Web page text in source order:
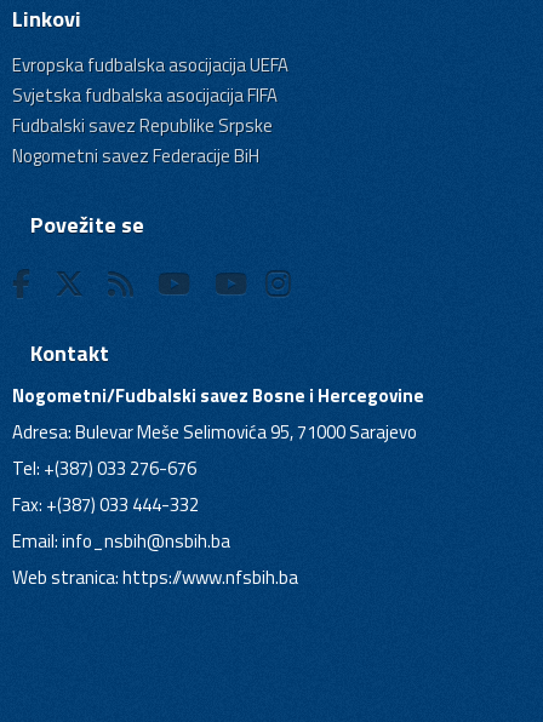
Linkovi
Evropska fudbalska asocijacija UEFA
Svjetska fudbalska asocijacija FIFA
Fudbalski savez Republike Srpske
Nogometni savez Federacije BiH
Povežite se
Kontakt
Nogometni/Fudbalski savez Bosne i Hercegovine
Adresa: Bulevar Meše Selimovića 95, 71000 Sarajevo
Tel: +(387) 033 276-676
Fax: +(387) 033 444-332
Email:info_nsbih@nsbih.ba
Web stranica: https://www.nfsbih.ba